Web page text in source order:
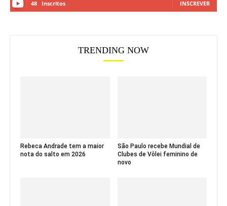
48 Inscritos INSCREVER
TRENDING NOW
Rebeca Andrade tem a maior
nota do salto em 2026
São Paulo recebe Mundial de
Clubes de Vôlei feminino de
novo